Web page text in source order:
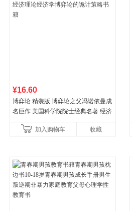
¥16.60
博弈论 精装版 博弈论之父冯诺依曼成
名巨作 美国科学院院士经典名著 经济
加入购物车
收藏